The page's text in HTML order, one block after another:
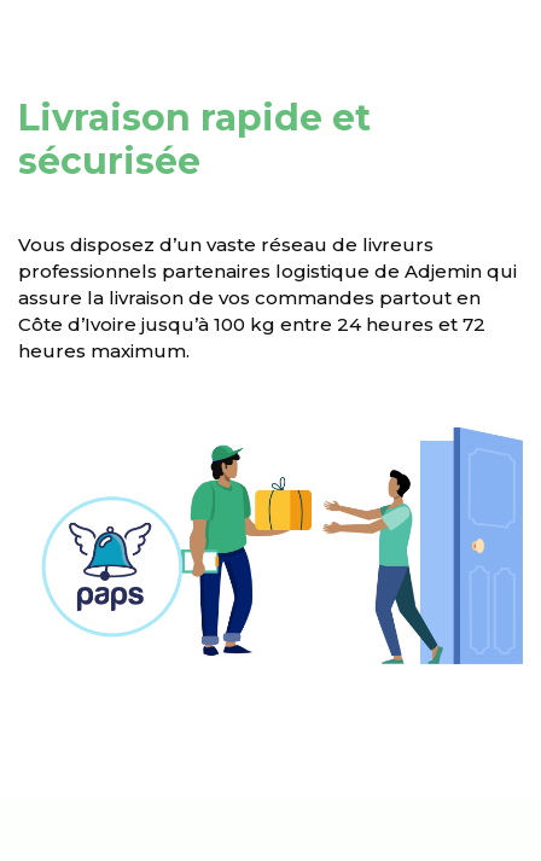
Livraison rapide et
sécurisée
Vous disposez d’un vaste réseau de livreurs
professionnels partenaires logistique de Adjemin qui
assure la livraison de vos commandes partout en
Côte d’Ivoire jusqu’à 100 kg entre 24 heures et 72
heures maximum.